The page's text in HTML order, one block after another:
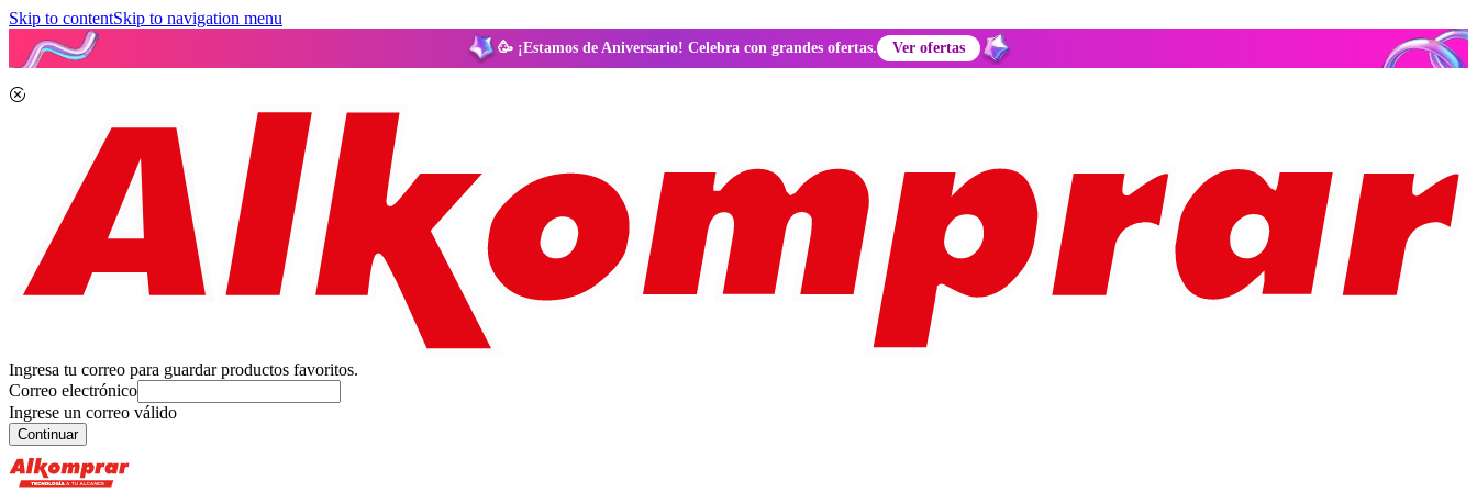
Skip to contentSkip to navigation menu
🥳 ¡Estamos de Aniversario! Celebra con grandes ofertas. Ver ofertas
Ingresa tu correo para guardar productos favoritos.
Correo electrónico
Ingrese un correo válido
Continuar